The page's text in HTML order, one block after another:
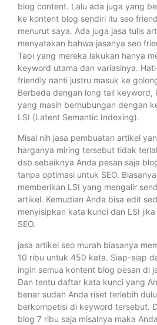
blog content. Lalu ada juga yang
ke kontent blog sendiri itu seo
menurut saya. Ada juga jasa tulis
menyatakan bahwa jasanya seo
Tapi yang mereka lakukan hanya
keyword utama dan variasinya.
friendly nanti justru masuk ke
Berbeda dengan long tail
yang masih berhubungan dengan
LSI (Latent Semantic Indexing).
Misal nih jasa pembuatan artikel
harganya miring tersebut tidak
dsb sebaiknya Anda pesan saja
tanpa optimasi untuk SEO.
memberikan LSI yang mengalir
artikel. Kemudian Anda bisa edit
menyisipkan kata kunci dan LSI
SEO.
jasa artikel seo murah biasanya
10 ribu untuk 450 kata. Siap-siap
ingin semua kontent blog pesan di
Dan tentu daftar kata kunci yang
benar sudah Anda riset terlebih
berkompetisi di keyword tersebut.
blog 7 ribu saja misalnya maka